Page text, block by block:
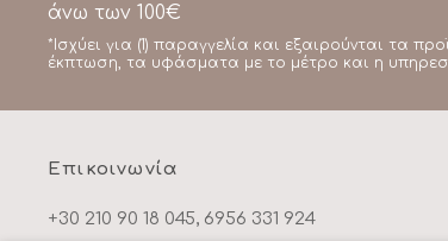
άνω των 100€
*Ισχύει για (1) παραγγελία και εξαιρούνται τα
έκπτωση, τα υφάσματα με το μέτρο και η
Επικοινωνία
+30 210 90 18 045, 6956 331 924